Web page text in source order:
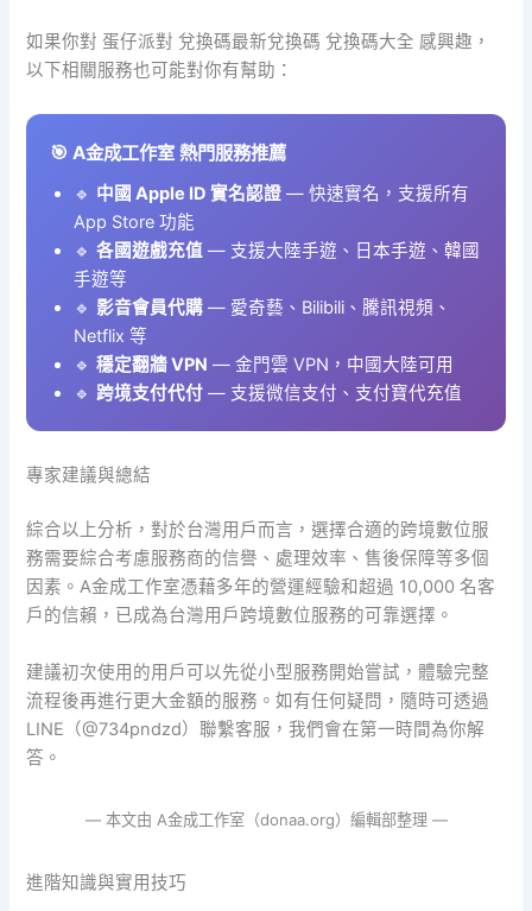
如果你對 蛋仔派對 兌換碼最新兌換碼 兌換碼大全 感興趣，
以下相關服務也可能對你有幫助：
🎯 A金成工作室 熱門服務推薦
🔹 中國 Apple ID 實名認證 — 快速實名，支援所有
App Store 功能
🔹各國遊戲充值 — 支援大陸手遊、日本手遊、韓國
手遊等
🔹 影音會員代購 — 愛奇藝、Bilibili、騰訊視頻、
Netflix 等
🔹穩定翻牆 VPN — 金門雲 VPN，中國大陸可用
🔹跨境支付代付 — 支援微信支付、支付寶代充值
專家建議與總結
綜合以上分析，對於台灣用戶而言，選擇合適的跨境數位服
務需要綜合考慮服務商的信譽、處理效率、售後保障等多個
因素。A金成工作室憑藉多年的營運經驗和超過 10,000 名客
戶的信賴，已成為台灣用戶跨境數位服務的可靠選擇。
建議初次使用的用戶可以先從小型服務開始嘗試，體驗完整
流程後再進行更大金額的服務。如有任何疑問，隨時可透過
LINE（@734pndzd）聯繫客服，我們會在第一時間為你解
答。
— 本文由 A金成工作室（donaa.org）編輯部整理 —
進階知識與實用技巧